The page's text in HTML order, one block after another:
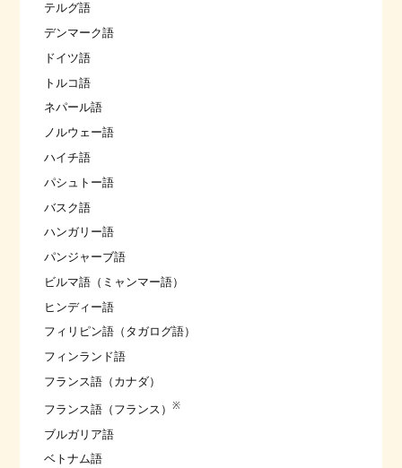
テルグ語
デンマーク語
ドイツ語
トルコ語
ネパール語
ノルウェー語
ハイチ語
パシュトー語
バスク語
ハンガリー語
パンジャーブ語
ビルマ語（ミャンマー語）
ヒンディー語
フィリピン語（タガログ語）
フィンランド語
フランス語（カナダ）
フランス語（フランス） ※
ブルガリア語
ベトナム語